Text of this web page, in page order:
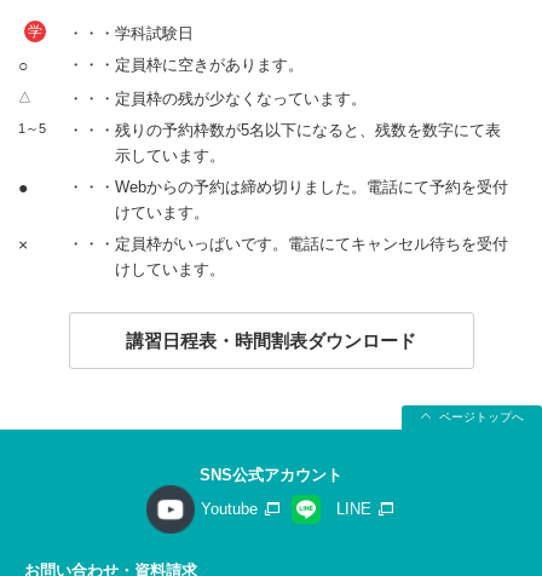
学 ・・・学科試験日
○ ・・・定員枠に空きがあります。
△ ・・・定員枠の残が少なくなっています。
1～5
・・・残りの予約枠数が5名以下になると、残数を数字にて表
示しています。
●
・・・Webからの予約は締め切りました。電話にて予約を受付
けています。
×
・・・定員枠がいっぱいです。電話にてキャンセル待ちを受付
けしています。
講習日程表・時間割表ダウンロード
ページトップへ
SNS公式アカウント
Youtube
LINE
お問い合わせ・資料請求